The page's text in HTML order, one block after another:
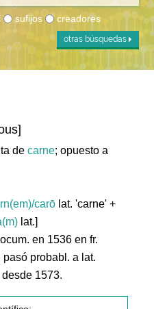
sufijos creadores
otras búsquedas
decarne; opuesto a
carō lat. 'carne' +
lat.]
en 1536 en fr.
pasó probabl. a lat.
1573.